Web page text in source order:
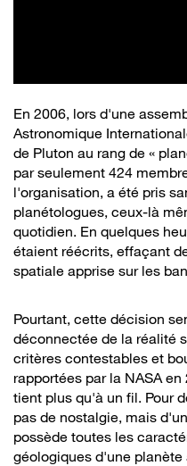
En 2006, lors d'une
Astronomique
de Pluton au rang de «
par seulement 424
l'organisation, a été pris
planétologues, ceux-là
quotidien. En quelques
étaient réécrits, effaçant
spatiale apprise sur les
Pourtant, cette décision
déconnectée de la réalité
critères contestables et
rapportées par la NASA
tient plus qu'à un fil. Pour
pas de nostalgie, mais
possède toutes les
géologiques d'une planète